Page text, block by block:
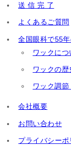
送 信 完 了
よくあるご質問
全国眼科で55
ワックにつ
ワックの歴
ワック調
会社概要
お問い合わせ
プライバシーポ